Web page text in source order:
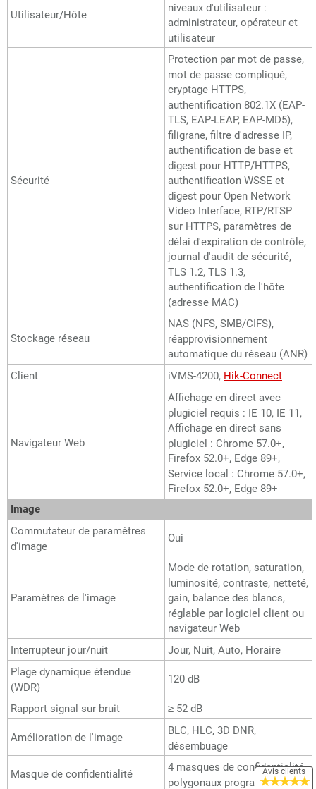
Utilisateur/Hôte
niveaux d'utilisateur :
administrateur, opérateur et
utilisateur
Sécurité
Protection par mot de passe,
mot de passe compliqué,
cryptage HTTPS,
authentification 802.1X (EAP-
TLS, EAP-LEAP, EAP-MD5),
filigrane, filtre d'adresse IP,
authentification de base et
digest pour HTTP/HTTPS,
authentification WSSE et
digest pour Open Network
Video Interface, RTP/RTSP
sur HTTPS, paramètres de
délai d'expiration de contrôle,
journal d'audit de sécurité,
TLS 1.2, TLS 1.3,
authentification de l'hôte
(adresse MAC)
Stockage réseau
NAS (NFS, SMB/CIFS),
réapprovisionnement
automatique du réseau (ANR)
Client
iVMS-4200, Hik-Connect
Navigateur Web
Affichage en direct avec
plugiciel requis : IE 10, IE 11,
Affichage en direct sans
plugiciel : Chrome 57.0+,
Firefox 52.0+, Edge 89+,
Service local : Chrome 57.0+,
Firefox 52.0+, Edge 89+
Image
Commutateur de paramètres
d'image
Oui
Paramètres de l'image
Mode de rotation, saturation,
luminosité, contraste, netteté,
gain, balance des blancs,
réglable par logiciel client ou
navigateur Web
Interrupteur jour/nuit
Jour, Nuit, Auto, Horaire
Plage dynamique étendue
(WDR)
120 dB
Rapport signal sur bruit ≥ 52 dB
Amélioration de l'image
BLC, HLC, 3D DNR,
désembuage
Masque de confidentialité
4 masques de confidentialité
polygonaux programmables
Avis clients
★★★★★